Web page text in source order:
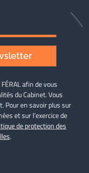
afin de vous
du Cabinet. Vous
Pour en savoir plus sur
et sur l’exercice de
de protection des
.